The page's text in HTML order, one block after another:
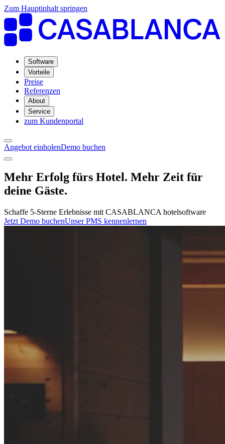
Zum Hauptinhalt springen
Software
Vorteile
Preise
Referenzen
About
Service
zum Kundenportal
Angebot einholenDemo buchen
Mehr Erfolg fürs Hotel. Mehr Zeit für
deine Gäste.
Schaffe 5-Sterne Erlebnisse mit CASABLANCA hotelsoftware
Jetzt Demo buchenUnser PMS kennenlernen